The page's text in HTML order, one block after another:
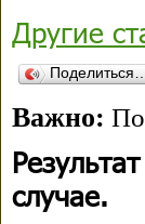
Другие
Поделиться…
Важно:
случае.